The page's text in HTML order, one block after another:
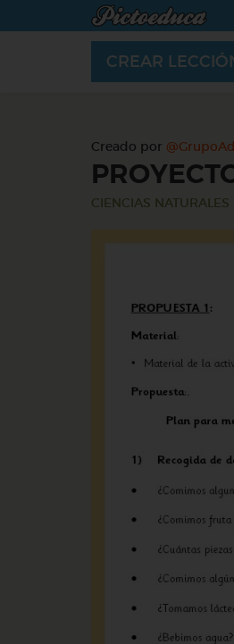
CREAR
Creado por
CIENCIAS NATURALES